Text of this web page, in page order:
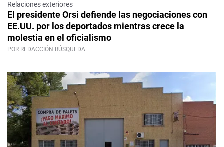
Relaciones exteriores
El presidente Orsi defiende las negociaciones con
EE.UU. por los deportados mientras crece la
molestia en el oficialismo
POR REDACCIÓN BÚSQUEDA